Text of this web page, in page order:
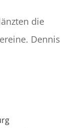
die
Dennis